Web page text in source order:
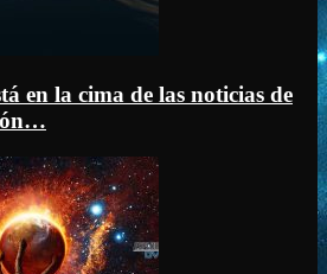
en la cima de las noticias de